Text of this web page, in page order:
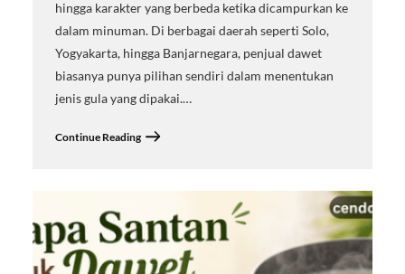
hingga karakter yang berbeda ketika dicampurkan ke
dalam minuman. Di berbagai daerah seperti Solo,
Yogyakarta, hingga Banjarnegara, penjual dawet
biasanya punya pilihan sendiri dalam menentukan
jenis gula yang dipakai.…
Continue Reading